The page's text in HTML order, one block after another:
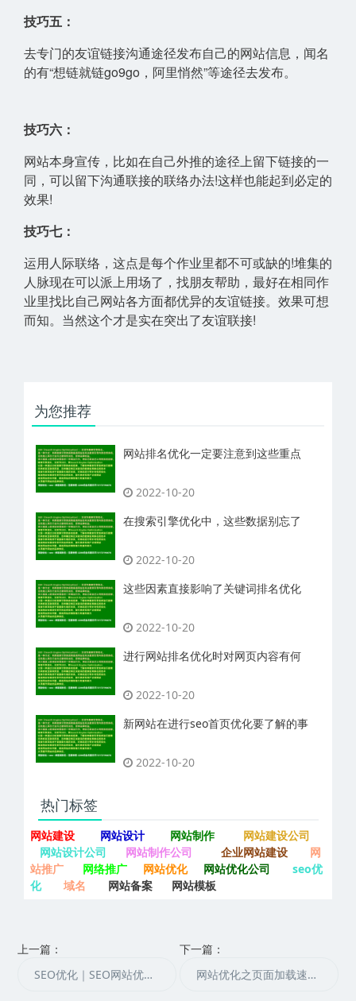
技巧五：
去专门的友谊链接沟通途径发布自己的网站信息，闻名
的有“想链就链go9go，阿里悄然”等途径去发布。
技巧六：
网站本身宣传，比如在自己外推的途径上留下链接的一
同，可以留下沟通联接的联络办法!这样也能起到必定的
效果!
技巧七：
运用人际联络，这点是每个作业里都不可或缺的!堆集的
人脉现在可以派上用场了，找朋友帮助，最好在相同作
业里找比自己网站各方面都优异的友谊链接。效果可想
而知。当然这个才是实在突出了友谊联接!
为您推荐
网站排名优化一定要注意到这些重点
2022-10-20
在搜索引擎优化中，这些数据别忘了
2022-10-20
这些因素直接影响了关键词排名优化
2022-10-20
进行网站排名优化时对网页内容有何
2022-10-20
新网站在进行seo首页优化要了解的事
2022-10-20
热门标签
网站建设 网站设计 网站制作
网站建设公司
网站设计公司
网站制作公司 企业网站建设
网
站推广
网络推广 网站优化 网站优化公司
seo优
化
域名 网站备案 网站模板
上一篇：
SEO优化｜SEO网站优化中增加百度蜘蛛小技巧
下一篇：
网站优化之页面加载速度优化